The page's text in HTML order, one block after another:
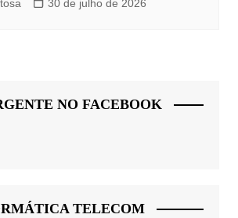
30 de julho de 2026
NO FACEBOOK
TELECOM